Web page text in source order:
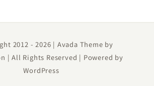
2012 -2026 | Avada Theme by
| All Rights Reserved | Powered by
WordPress